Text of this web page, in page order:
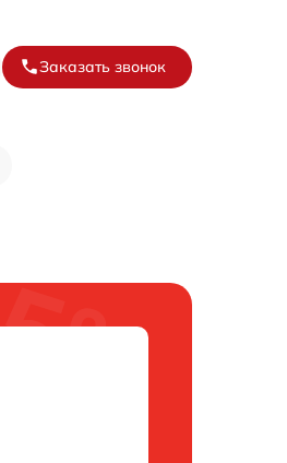
Заказать звонок